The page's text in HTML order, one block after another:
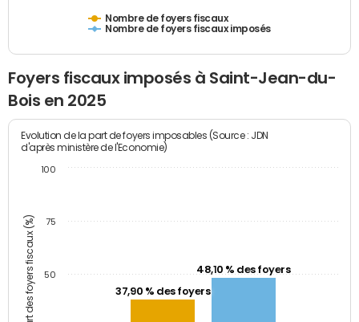
Nombre de foyers fiscaux
Nombre de foyers fiscaux imposés
Foyers fiscaux imposés à Saint-Jean-du-
Bois en 2025
Part des foyers fiscaux (%)
Evolution de la part de foyers imposables (Source : JDN
d'après ministère de l'Economie)
37,90 % des foyers
48,10 % des foyers
50
75
100